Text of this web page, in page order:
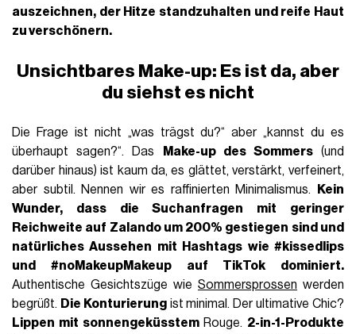
auszeichnen, der Hitze standzuhalten und reife Haut
zu verschönern.
Unsichtbares Make-up: Es ist da, aber
du siehst es nicht
Die Frage ist nicht „was trägst du?“ aber „kannst du es
überhaupt sagen?“. Das
Make-up des Sommers(und
darüber hinaus) ist kaum da, es glättet, verstärkt, verfeinert,
aber subtil. Nennen wir es raffinierten Minimalismus.
Kein
Wunder, dass die Suchanfragen mit geringer
Reichweite auf Zalando um 200% gestiegen sind und
natürliches Aussehen mit Hashtags wie #kissedlips
und #noMakeupMakeup auf TikTok dominiert.
Authentische Gesichtszüge wie Sommersprossen werden
begrüßt. Die Konturierungist minimal. Der ultimative Chic?
Lippen mit sonnengeküsstemRouge. 2-in-1-Produkte